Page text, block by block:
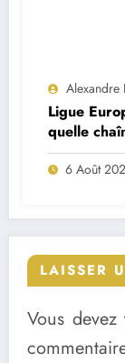
Alexandre
Ligue
quelle
match ?
6 Août
LAISSER
Vous devez